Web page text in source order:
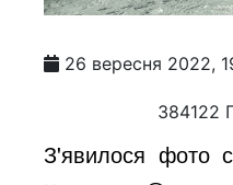
26 вересня 2022,
384122
З'явилося фото